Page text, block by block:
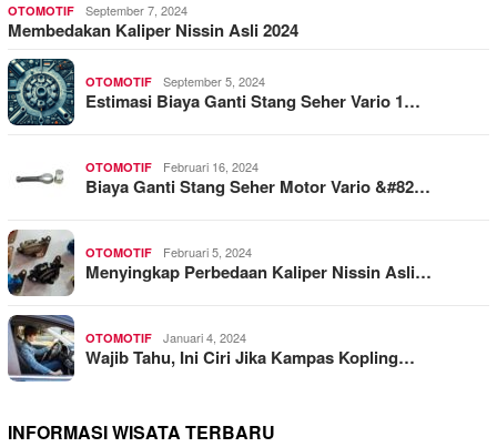
OTOMOTIF September 7, 2024
Membedakan Kaliper Nissin Asli 2024
OTOMOTIF September 5, 2024
Estimasi Biaya Ganti Stang Seher Vario 1…
OTOMOTIF Februari 16, 2024
Biaya Ganti Stang Seher Motor Vario &#82…
OTOMOTIF Februari 5, 2024
Menyingkap Perbedaan Kaliper Nissin Asli…
OTOMOTIF Januari 4, 2024
Wajib Tahu, Ini Ciri Jika Kampas Kopling…
INFORMASI WISATA TERBARU